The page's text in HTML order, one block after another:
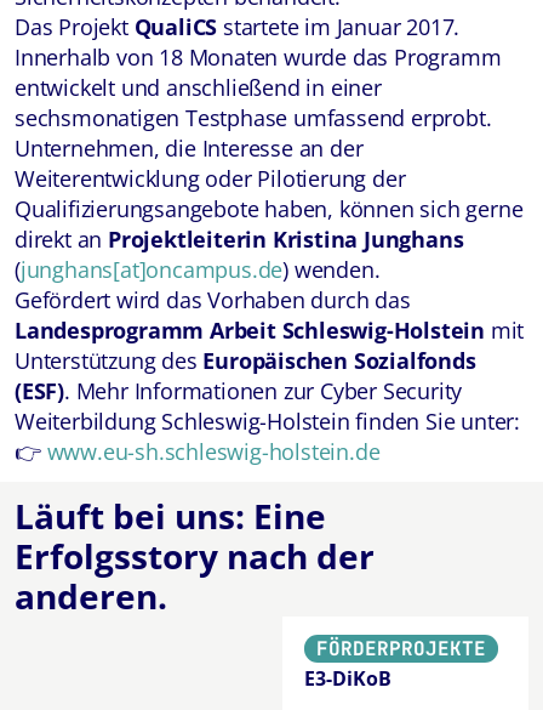
Das Projekt QualiCS startete im Januar 2017.
Innerhalb von 18 Monaten wurde das Programm
entwickelt und anschließend in einer
sechsmonatigen Testphase umfassend erprobt.
Unternehmen, die Interesse an der
Weiterentwicklung oder Pilotierung der
Qualifizierungsangebote haben, können sich gerne
direkt an Projektleiterin Kristina Junghans
(junghans[at]oncampus.de) wenden.
Gefördert wird das Vorhaben durch das
Landesprogramm Arbeit Schleswig-Holstein mit
Unterstützung des Europäischen Sozialfonds
(ESF). Mehr Informationen zur Cyber Security
Weiterbildung Schleswig-Holsteinfinden Sie unter:
👉 www.eu-sh.schleswig-holstein.de
Läuft bei uns: Eine
Erfolgsstory nach der
anderen.
FÖRDERPROJEKTE
E3-DiKoB